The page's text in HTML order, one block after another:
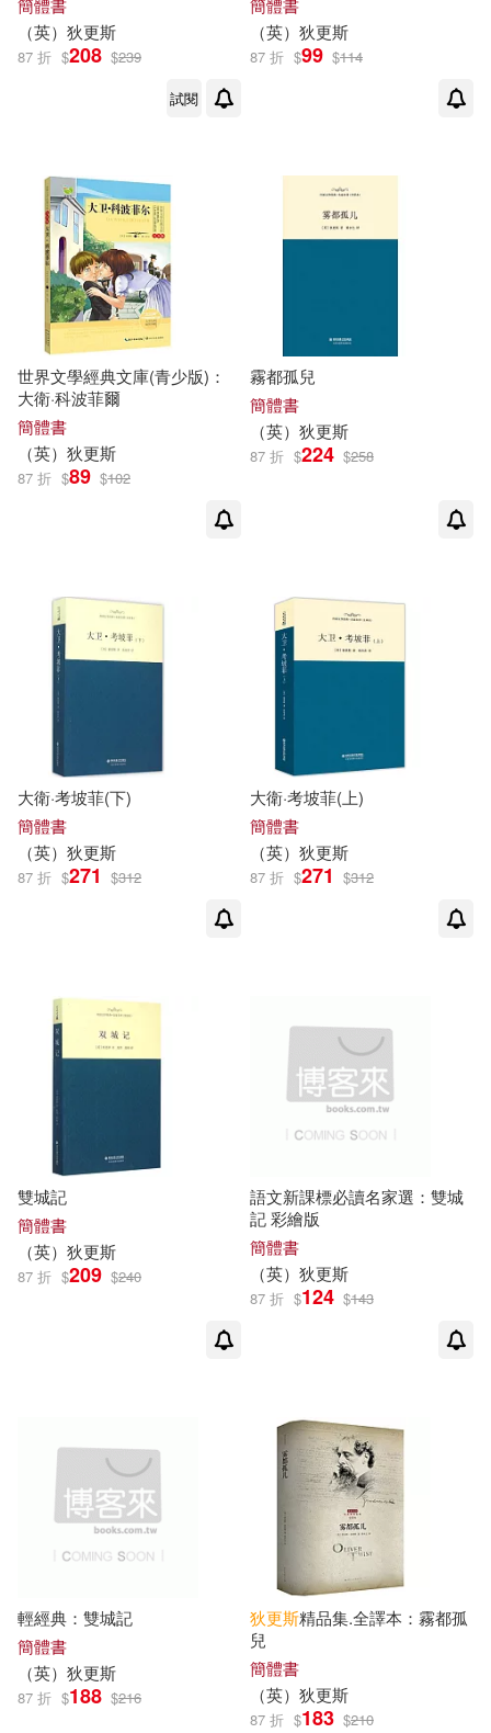
[英]查爾斯.狄更斯(1)
[英]查爾斯‧狄更斯（Dickens，
C．）(1)
[英]查爾斯‧狄更斯（Dickens，
C．）著 韋斯特（West，C．）改
[英]查爾斯‧狄更斯（Dickens，
S．）著 莫厄特（Mowat，R．）改
[英]狄更斯 等 著 莫厄特 等 改寫(1)
[英]狄更斯等 [英]韋斯特等 改寫(1)
[英]狄更斯（Dickens，C.）(1)
[英]狄更斯（Dickens，C.）湯姆莎
（Tomscha，T.）阿爾伯斯（Alber
s，P.）改編(1)
[英]狄更斯（Dickens，C．）等 著
韋斯特（West，C．）等 改寫(1)
[英]邁克爾‧斯萊特（Charles Dicken
威廉·莎士比亞(1)
查爾斯．狄更斯（Charles Dicken
查理斯‧狄更斯(1)
英 狄更斯(1)
（美）帕姆·波拉克，（美）美格·貝
（英）C.狄更斯 等（改寫）(1)
（英）亞歷克斯·沃納(1)
（英）克萊爾·托瑪琳(1)
北方文藝出版社(3)
南京大學出版社(3)
大連理工大學出版社(3)
布可屋(3)
廣西師範大學出版社(3)
未來出版社(3)
百花文藝出版社(3)
中信出版社(2)
中國華僑出版社(2)
北京工藝美術出版社(2)
吉林大學出版社(2)
吉林攝影出版社(2)
寧夏人民出版社(2) 晨星(2)
河北少年兒童出版社(2)
浙江人民出版社(2)
簡體書
（英） 狄更斯
87 折 $208 $239
試閱
簡體書
（英） 狄更斯
87 折 $99 $114
世界文學經典文庫(青少版)：
大衛·科波菲爾
簡體書
（英） 狄更斯
87 折 $89 $102
霧都孤兒
簡體書
（英） 狄更斯
87 折 $224 $258
大衛·考坡菲(下)
簡體書
（英） 狄更斯
87 折 $271 $312
大衛·考坡菲(上)
簡體書
（英） 狄更斯
87 折 $271 $312
雙城記
簡體書
（英） 狄更斯
87 折 $209 $240
語文新課標必讀名家選：雙城
記 彩繪版
簡體書
（英） 狄更斯
87 折 $124 $143
輕經典：雙城記
簡體書
（英） 狄更斯
87 折 $188 $216
狄更斯精品集.全譯本：霧都孤
兒
簡體書
（英） 狄更斯
87 折 $183 $210